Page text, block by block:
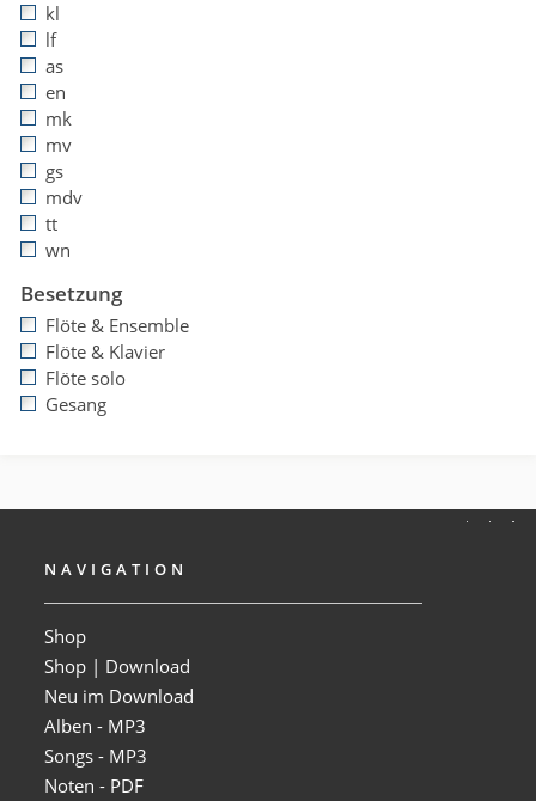
kl
lf
as
en
mk
mv
gs
mdv
tt
wn
Besetzung
Flöte & Ensemble
Flöte & Klavier
Flöte solo
Gesang
NAVIGATION
Shop
Shop | Download
Neu im Download
Alben - MP3
Songs - MP3
Noten - PDF